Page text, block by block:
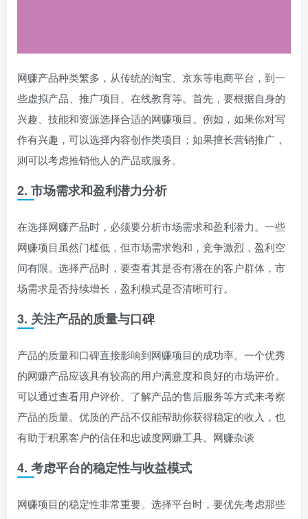
网赚产品种类繁多，从传统的淘宝、京东等电商平台，到一
些虚拟产品、推广项目、在线教育等。首先，要根据自身的
兴趣、技能和资源选择合适的网赚项目。例如，如果你对写
作有兴趣，可以选择内容创作类项目；如果擅长营销推广，
则可以考虑推销他人的产品或服务。
2. 市场需求和盈利潜力分析
在选择网赚产品时，必须要分析市场需求和盈利潜力。一些
网赚项目虽然门槛低，但市场需求饱和，竞争激烈，盈利空
间有限。选择产品时，要查看其是否有潜在的客户群体，市
场需求是否持续增长，盈利模式是否清晰可行。
3. 关注产品的质量与口碑
产品的质量和口碑直接影响到网赚项目的成功率。一个优秀
的网赚产品应该具有较高的用户满意度和良好的市场评价。
可以通过查看用户评价、了解产品的售后服务等方式来考察
产品的质量。优质的产品不仅能帮助你获得稳定的收入，也
有助于积累客户的信任和忠诚度网赚工具。网赚杂谈
4. 考虑平台的稳定性与收益模式
网赚项目的稳定性非常重要。选择平台时，要优先考虑那些